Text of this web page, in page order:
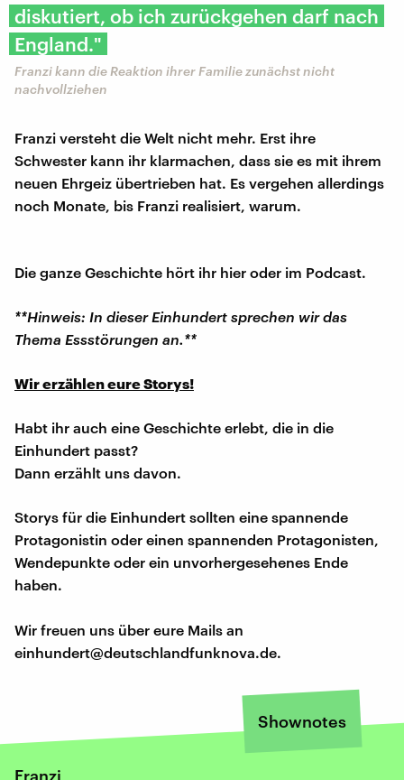
diskutiert, ob ich zurückgehen darf nach
England."
Franzi kann die Reaktion ihrer Familie zunächst nicht
nachvollziehen
Franzi versteht die Welt nicht mehr. Erst ihre
Schwester kann ihr klarmachen, dass sie es mit ihrem
neuen Ehrgeiz übertrieben hat. Es vergehen allerdings
noch Monate, bis Franzi realisiert, warum.
Die ganze Geschichte hört ihr hier oder im Podcast.
**Hinweis: In dieser Einhundert sprechen wir das
Thema Essstörungen an.**
Wir erzählen eure Storys!
Habt ihr auch eine Geschichte erlebt, die in die
Einhundert passt?
Dann erzählt uns davon.
Storys für die Einhundert sollten eine spannende
Protagonistin oder einen spannenden Protagonisten,
Wendepunkte oder ein unvorhergesehenes Ende
haben.
Wir freuen uns über eure Mails an
einhundert@deutschlandfunknova.de.
Shownotes
Franzi